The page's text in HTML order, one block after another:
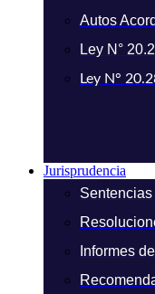
Autos
Ley N°
Ley N°
Jurisprudencia
Sentencias
Informes